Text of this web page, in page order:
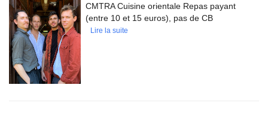
CMTRA Cuisine orientale Repas payant
(entre 10 et 15 euros), pas de CB
Lire la suite